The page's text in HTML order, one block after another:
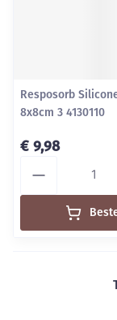
Resposorb
8x8cm 3 4130110
€ 9,98